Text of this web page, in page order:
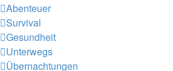
Abenteuer
Survival
Gesundheit
Unterwegs
Übernachtungen